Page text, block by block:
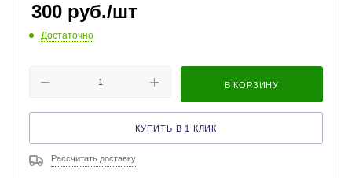
300 руб./шт
Достаточно
В КОРЗИНУ
КУПИТЬ В 1 КЛИК
Рассчитать доставку